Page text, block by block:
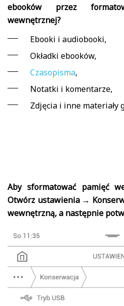
ebooków przez
wewnętrznej?
Ebooki i audiobooki,
Okładki ebooków,
Czasopisma,
Notatki i komentarze,
Zdjęcia i inne materiały
Aby sformatować pamięć
Otwórz ustawienia →
wewnętrzną, a następnie